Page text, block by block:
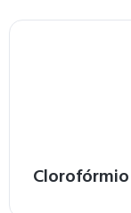
Clorofórmio